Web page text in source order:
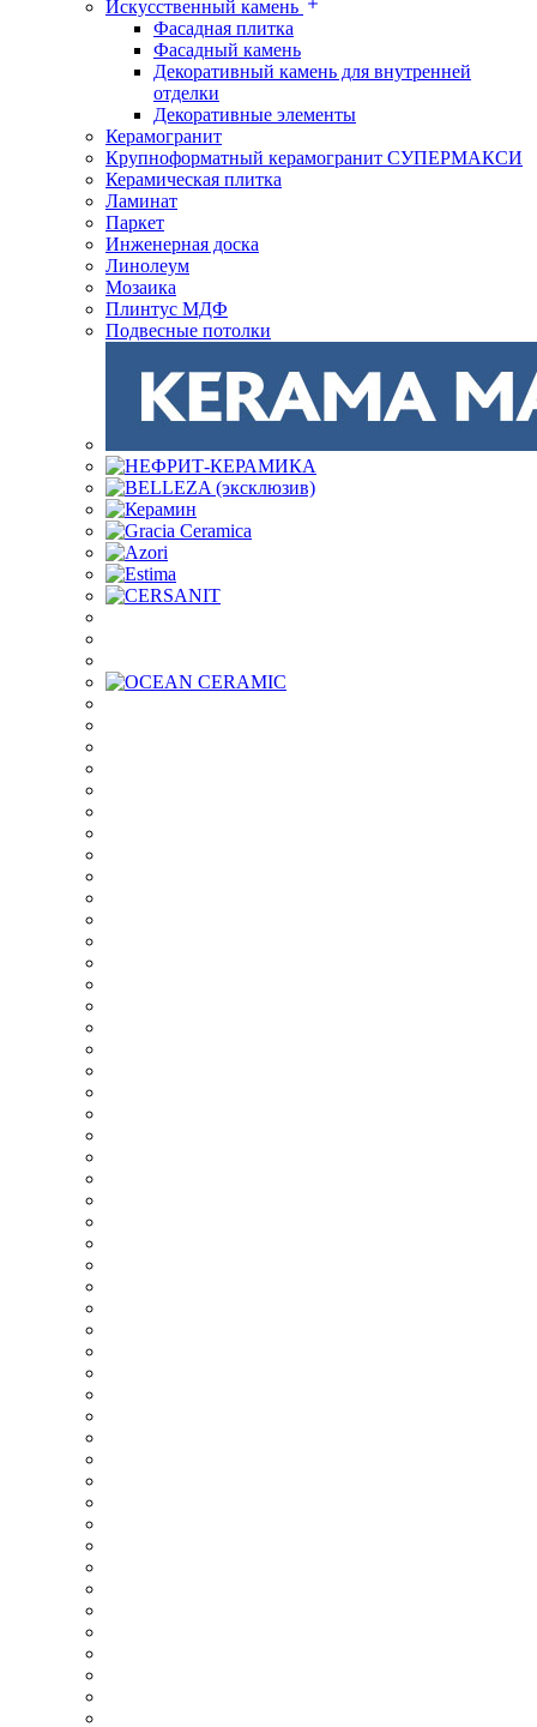
Искусственный камень
Фасадная плитка
Фасадный камень
Декоративный камень для внутренней
отделки
Декоративные элементы
Керамогранит
Крупноформатный керамогранит СУПЕРМАКСИ
Керамическая плитка
Ламинат
Паркет
Инженерная доска
Линолеум
Мозаика
Плинтус МДФ
Подвесные потолки